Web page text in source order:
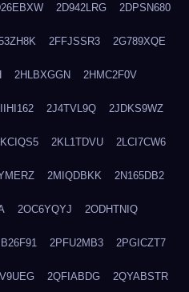
2D942LRG 2DPSN680
2FFJSSR3 2G789XQE
2HLBXGGN 2HMC2F0V
2J4TVL9Q 2JDKS9WZ
2KL1TDVU 2LCI7CW6
2MIQDBKK 2N165DB2
2OC6YQYJ 2ODHTNIQ
2PFU2MB3 2PGICZT7
2QFIABDG 2QYABSTR